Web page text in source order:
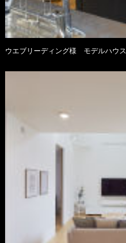
ウエブリーディング様 モデルハウス